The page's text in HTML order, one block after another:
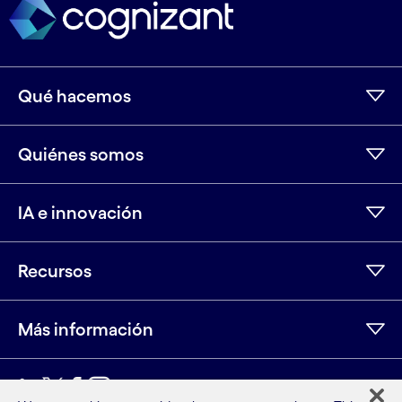
Qué hacemos
Quiénes somos
IA e innovación
Recursos
Más información